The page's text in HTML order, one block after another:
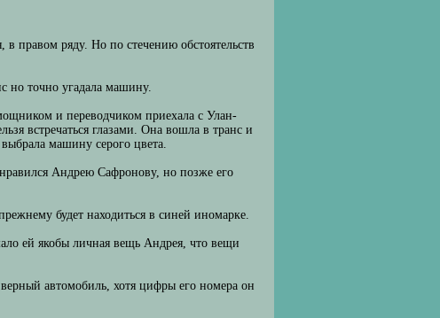
правом ряду. Но по стечению обстоятельств
но точно угадала машину.
и переводчиком приехала с Улан-
встречаться глазами. Она вошла в транс и
машину серого цвета.
Андрею Сафронову, но позже его
будет находиться в синей иномарке.
ей якобы личная вещь Андрея, что вещи
автомобиль, хотя цифры его номера он